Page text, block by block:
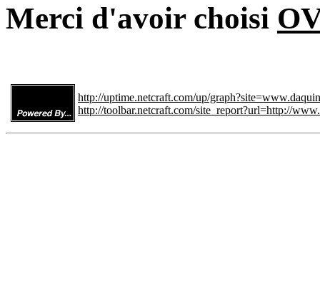
Merci d'avoir choisi
http://uptime.netcraft.com/up/
http://toolbar.netcraft.com/site_report?url=http://